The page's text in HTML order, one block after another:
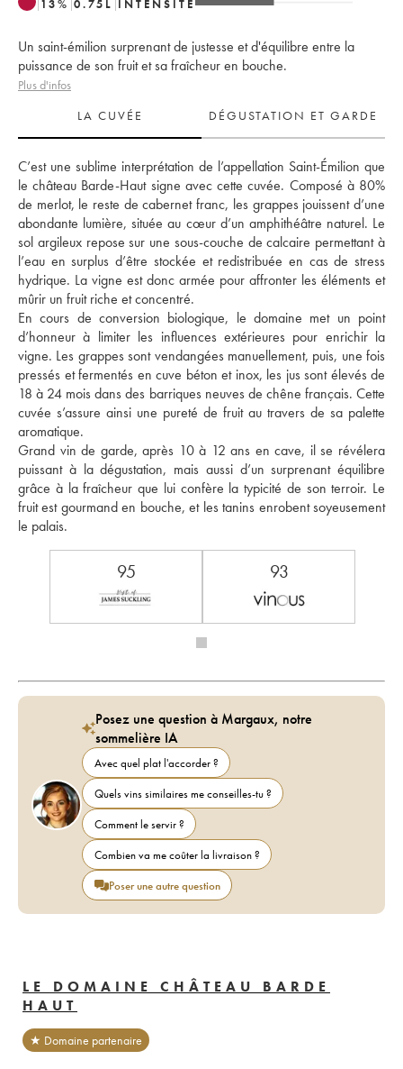
13% 0.75 L INTENSITÉ
Un saint-émilion surprenant de justesse et d'équilibre entre la
puissance de son fruit et sa fraîcheur en bouche.
Plus d'infos
LA CUVÉE
DÉGUSTATION ET GARDE
C’est une sublime interprétation de l’appellation Saint-Émilion que
le château Barde-Haut signe avec cette cuvée. Composé à 80%
de merlot, le reste de cabernet franc, les grappes jouissent d’une
abondante lumière, située au cœur d’un amphithéâtre naturel. Le
sol argileux repose sur une sous-couche de calcaire permettant à
l’eau en surplus d’être stockée et redistribuée en cas de stress
hydrique. La vigne est donc armée pour affronter les éléments et
mûrir un fruit riche et concentré.
En cours de conversion biologique, le domaine met un point
d’honneur à limiter les influences extérieures pour enrichir la
vigne. Les grappes sont vendangées manuellement, puis, une fois
pressés et fermentés en cuve béton et inox, les jus sont élevés de
18 à 24 mois dans des barriques neuves de chêne français. Cette
cuvée s’assure ainsi une pureté de fruit au travers de sa palette
aromatique.
Grand vin de garde, après 10 à 12 ans en cave, il se révélera
puissant à la dégustation, mais aussi d’un surprenant équilibre
grâce à la fraîcheur que lui confère la typicité de son terroir. Le
fruit est gourmand en bouche, et les tanins enrobent soyeusement
le palais.
95 93
Posez une question à Margaux, notre
sommelière IA
Avec quel plat l'accorder ?
Quels vins similaires me conseilles-tu ?
Comment le servir ?
Combien va me coûter la livraison ?
Poser une autre question
LE DOMAINE CHÂTEAU BARDE
HAUT
★ Domaine partenaire